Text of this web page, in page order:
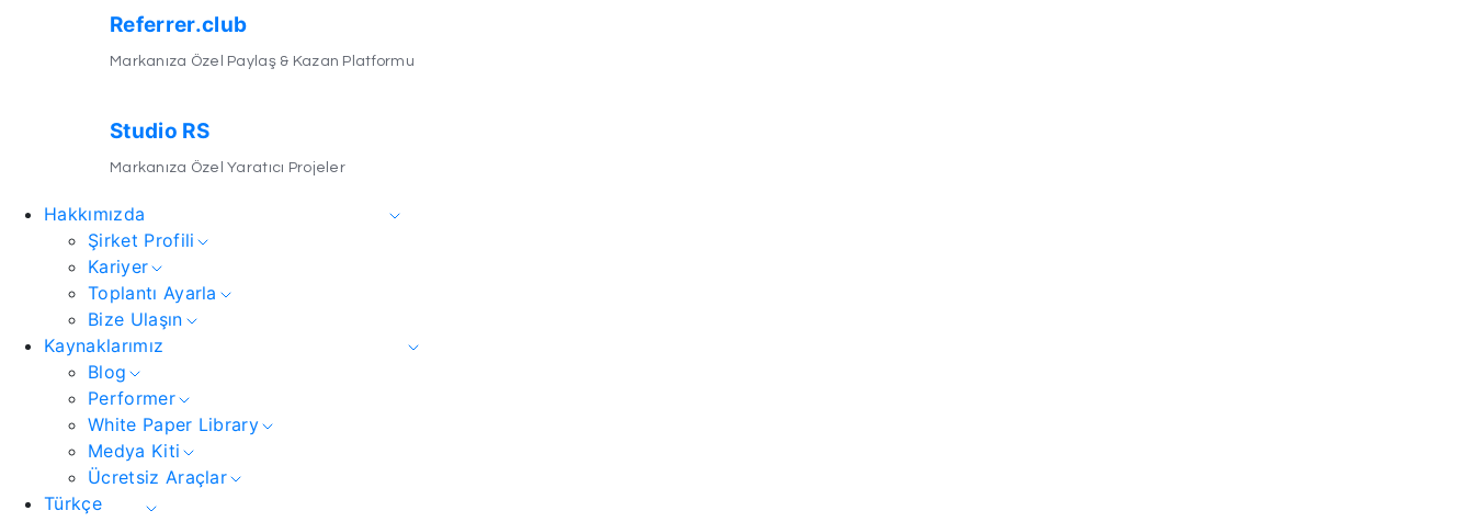
Referrer.club
Markanıza Özel Paylaş & Kazan Platformu
Studio RS
Markanıza Özel Yaratıcı Projeler
Hakkımızda
Şirket Profili
Kariyer
Toplantı Ayarla
Bize Ulaşın
Kaynaklarımız
Blog
Performer
White Paper Library
Medya Kiti
Ücretsiz Araçlar
Türkçe